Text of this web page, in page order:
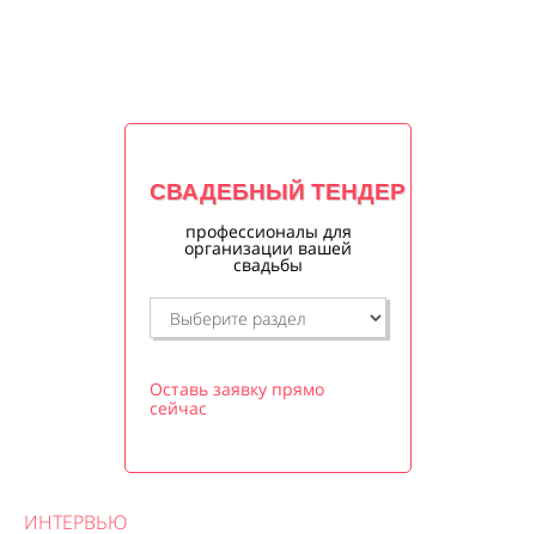
СВАДЕБНЫЙ ТЕНДЕР
профессионалы для
организации вашей
свадьбы
Оставь заявку прямо
сейчас
ИНТЕРВЬЮ